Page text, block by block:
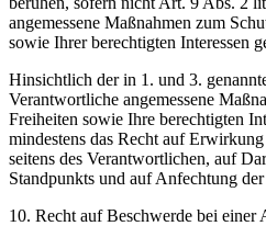
angemessene Maßnahmen zum
sowie Ihrer berechtigten Interessen
Hinsichtlich der in 1. und 3.
Verantwortliche angemessene
Freiheiten sowie Ihre berechtigten
mindestens das Recht auf
seitens des Verantwortlichen, auf
Standpunkts und auf Anfechtung
10. Recht auf Beschwerde bei einer